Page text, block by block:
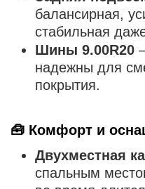
балансирная,
стабильная
Шины 9.00R20
надежны для
покрытия.
🧰 Комфорт и
Двухместная
спальным